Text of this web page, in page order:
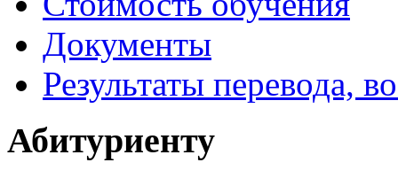
Документы
Результаты перевода,
Абитуриенту